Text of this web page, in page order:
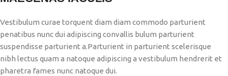
Vestibulum curae torquent diam diam commodo parturient
penatibus nunc dui adipiscing convallis bulum parturient
suspendisse parturient a.Parturient in parturient scelerisque
nibh lectus quam a natoque adipiscing a vestibulum hendrerit et
pharetra fames nunc natoque dui.